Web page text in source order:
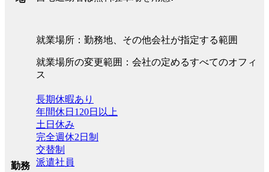
就業場所：勤務地、その他会社が指定する範囲
就業場所の変更範囲：会社の定めるすべてのオフィ
ス
勤務
長期休暇あり
年間休日120日以上
土日休み
完全週休2日制
交替制
派遣社員